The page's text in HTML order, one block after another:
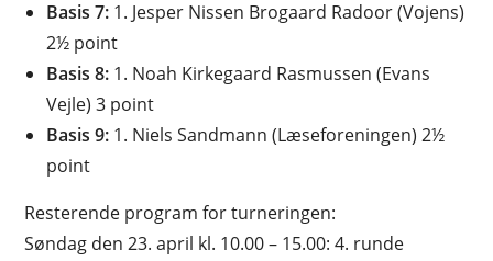
Basis 7: 1. Jesper Nissen Brogaard Radoor (Vojens)
2½ point
Basis 8: 1. Noah Kirkegaard Rasmussen (Evans
Vejle) 3 point
Basis 9: 1. Niels Sandmann (Læseforeningen) 2½
point
Resterende program for turneringen:
Søndag den 23. april kl. 10.00 – 15.00: 4. runde